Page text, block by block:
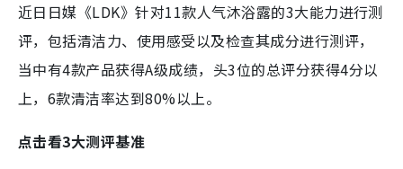
近日日媒《LDK》针对11款人气沐浴露的3大能力进行测
评，包括清洁力、使用感受以及检查其成分进行测评，
当中有4款产品获得A级成绩，头3位的总评分获得4分以
上，6款清洁率达到80%以上。
点击看3大测评基准